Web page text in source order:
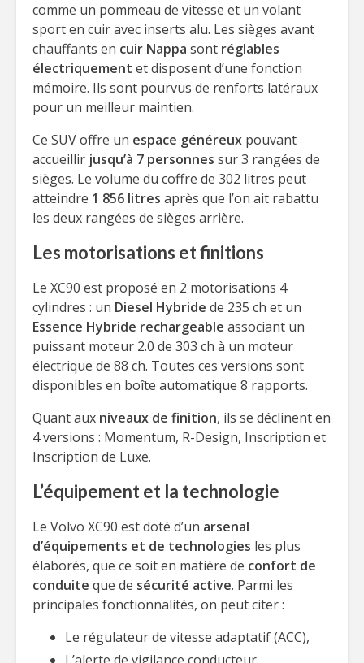
comme un pommeau de vitesse et un volant
sport en cuir avec inserts alu. Les sièges avant
chauffants en cuir Nappa sont réglables
électriquement et disposent d’une fonction
mémoire. Ils sont pourvus de renforts latéraux
pour un meilleur maintien.
Ce SUV offre un espace généreux pouvant
accueillir jusqu’à 7 personnes sur 3 rangées de
sièges. Le volume du coffre de 302 litres peut
atteindre 1 856 litres après que l’on ait rabattu
les deux rangées de sièges arrière.
Les motorisations et finitions
Le XC90 est proposé en 2 motorisations 4
cylindres : un Diesel Hybride de 235 ch et un
Essence Hybride rechargeable associant un
puissant moteur 2.0 de 303 ch à un moteur
électrique de 88 ch. Toutes ces versions sont
disponibles en boîte automatique 8 rapports.
Quant aux niveaux de finition, ils se déclinent en
4 versions : Momentum, R-Design, Inscription et
Inscription de Luxe.
L’équipement et la technologie
Le Volvo XC90 est doté d’un arsenal
d’équipements et de technologies les plus
élaborés, que ce soit en matière de confort de
conduite que de sécurité active. Parmi les
principales fonctionnalités, on peut citer :
Le régulateur de vitesse adaptatif (ACC),